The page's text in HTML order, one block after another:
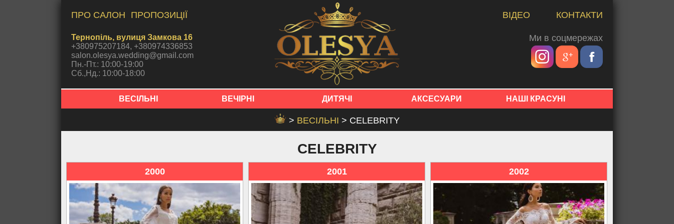
ПРО САЛОН ПРОПОЗИЦІЇ
Тернопіль, вулиця Замкова 16
+380975207184, +380974336853
salon.olesya.wedding@gmail.com
Пн.-Пт.: 10:00-19:00
Сб.,Нд.: 10:00-18:00
ВІДЕО КОНТАКТИ
Ми в соцмережах
ВЕСІЛЬНІ ВЕЧІРНІ ДИТЯЧІ АКСЕСУАРИ НАШІ КРАСУНІ
> ВЕСІЛЬНІ > CELEBRITY
CELEBRITY
2000 2001 2002